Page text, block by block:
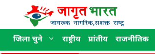
content
जिला चुने राष्ट्रीय प्रांतीय राजनीतिक